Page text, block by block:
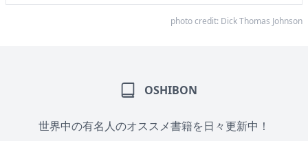
photo credit: Dick Thomas Johnson
OSHIBON
世界中の有名人のオススメ書籍を日々更新中！